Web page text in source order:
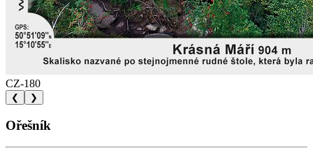
CZ-180
❮ ❯
Ořešník